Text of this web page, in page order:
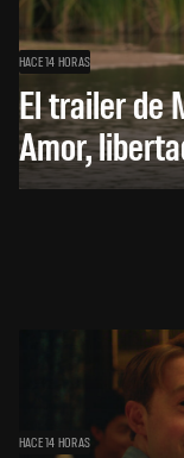
HACE 14 HORAS
El trailer de
Amor,
HACE 14 HORAS